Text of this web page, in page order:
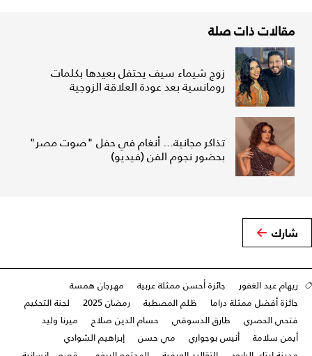
مقالات ذات صلة
زوج شيماء سيف يحتفل بعيدها بكلمات
رومانسية بعد عودة العلاقة الزوجية
تذاكر مجانية... أنغام في حفل "صوت مصر"
بحضور نجوم الفن (فيديو)
شارك
ريهام عبد الغفور جائزة أحسن ممثلة عربية
مهرجان همسة
جائزة أفضل ممثلة دراما
ظلم المصطبة رمضان 2025
لجنة التحكيم
فتحي الحصري
طارق الدسوقي حسام الدين صلاح
ميرنا وليد
أيمن سلامة
أنيس بوجواري مي حسن
إبراهيم الشوادي